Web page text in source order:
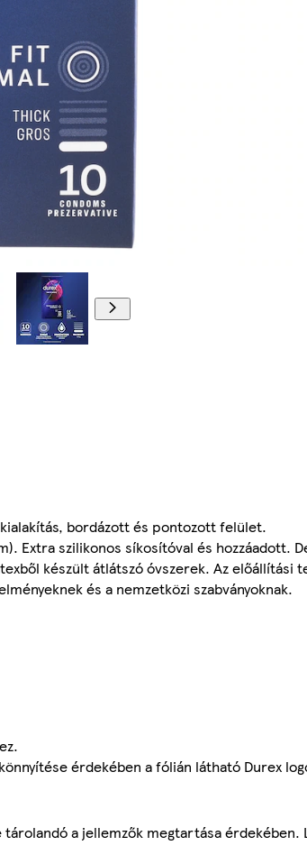
bordázott és pontozott felület.
Extra szilikonos síkosítóval és hozzáadott.
készült átlátszó óvszerek. Az előállítási
és a nemzetközi szabványoknak.
érdekében a fólián látható Durex
a jellemzők megtartása érdekében.